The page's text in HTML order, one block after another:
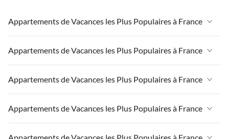
Appartements de Vacances les Plus Populaires à France
Appartements de Vacances à France
Appartements de Vacances à Paris-Ile de France
Appartements de Vacances à Paris
Appartements de Vacances à Côte atlantique
Appartements de Vacances les Plus Populaires à France
Appartements de Vacances à France
Appartements de Vacances à Paris-Ile de France
Appartements de Vacances à Paris
Appartements de Vacances les Plus Populaires à France
Appartements de Vacances à France
Appartements de Vacances à Paris-Ile de France
Appartements de Vacances les Plus Populaires à France
Appartements de Vacances à France
Appartements de Vacances les Plus Populaires à France